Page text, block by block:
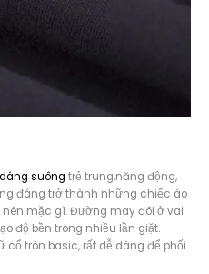
suông trẻ trung,năng động,
đáng trở thành những chiếc áo
mặc gì. Đường may đôi ở vai
độ bền trong nhiều lần giặt.
tròn basic, rất dễ dàng để phối